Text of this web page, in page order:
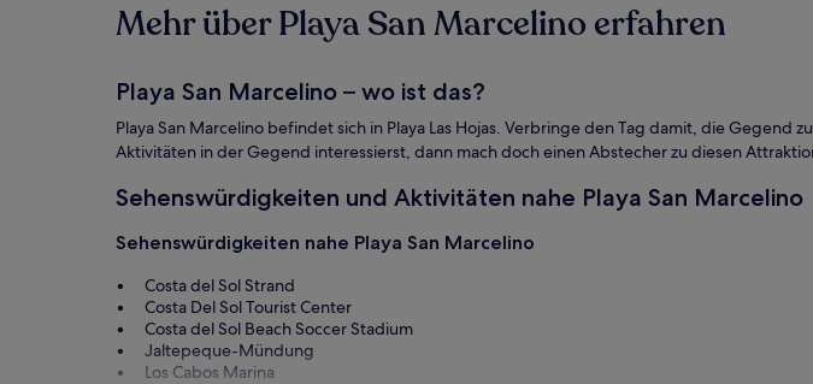
ändern.
Es
zusätzliche
Bedingungen
gelten.
Mehr über Playa San Marcelino erfahren
Playa San Marcelino – wo ist das?
Playa San Marcelino befindet sich in Playa Las Hojas. Verbringe den Tag damit, die
Aktivitäten in der Gegend interessierst, dann mach doch einen Abstecher zu diesen
Sehenswürdigkeiten und Aktivitäten nahe Playa San Marcelino
Sehenswürdigkeiten nahe Playa San Marcelino
Costa del Sol Strand
Costa Del Sol Tourist Center
Costa del Sol Beach Soccer Stadium
Jaltepeque-Mündung
Los Cabos Marina